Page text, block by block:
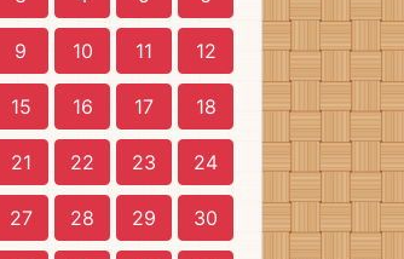
9 10 11 12
15 16 17 18
21 22 23 24
27 28 29 30